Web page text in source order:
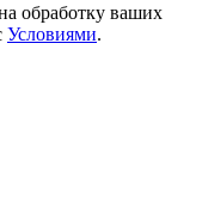
обработку ваших
Условиями.